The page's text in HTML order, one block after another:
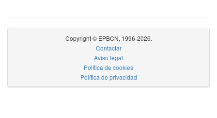
Copyright © EPBCN, 1996-2026.
Contactar
Aviso legal
Política de cookies
Política de privacidad